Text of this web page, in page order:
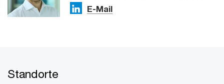
E-Mail
Standorte